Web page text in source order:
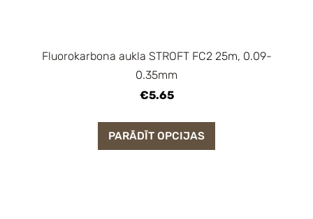
Fluorokarbona aukla STROFT FC2 25m, 0.09-
0.35mm
€5.65
PARĀDĪT OPCIJAS